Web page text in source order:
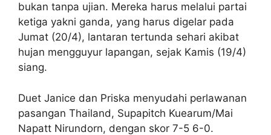
bukan tanpa ujian. Mereka harus melalui partai
ketiga yakni ganda, yang harus digelar pada
Jumat (20/4), lantaran tertunda sehari akibat
hujan mengguyur lapangan, sejak Kamis (19/4)
siang.
Duet Janice dan Priska menyudahi perlawanan
pasangan Thailand, Supapitch Kuearum/Mai
Napatt Nirundorn, dengan skor 7-5 6-0.